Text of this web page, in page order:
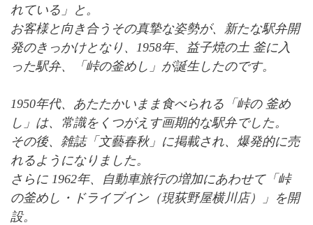
れている」と。
お客様と向き合うその真摯な姿勢が、新たな駅弁開
発のきっかけとなり、1958年、益子焼の土 釜に入
った駅弁、「峠の釜めし」が誕生したのです。
1950年代、あたたかいまま食べられる「峠の 釜め
し」は、常識をくつがえす画期的な駅弁でした。
その後、雑誌「文藝春秋」に掲載され、爆発的に売
れるようになりました。
さらに 1962年、自動車旅行の増加にあわせて「峠
の釜めし・ドライブイン（現荻野屋横川店）」を開
設。